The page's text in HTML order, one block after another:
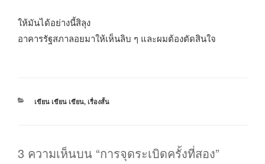
ให้มันได้อย่างนี้สิลุง
อาคารรัฐสภาลอยมาให้เห็นลิบ ๆ และผมต้องตัดสินใจ
หมวด
เขียน เขียน เขียน, เรื่องสั้น
3 ความเห็นบน “การจุดระเบิดครั้งที่สอง”